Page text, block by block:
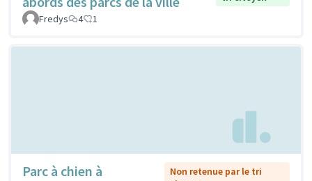
Fredys
4 1
Parc à chien à
Non retenue par le tri